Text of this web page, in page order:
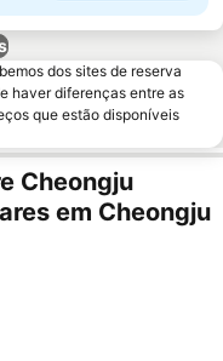
dos sites de reserva
haver diferenças entre as
que estão disponíveis
Cheongju
em Cheongju